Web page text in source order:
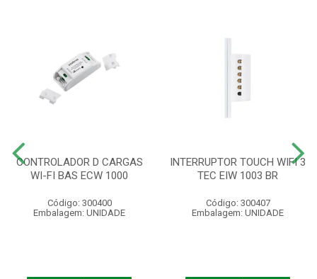
CONTROLADOR D CARGAS
WI-FI BAS ECW 1000
Código: 300400
Embalagem: UNIDADE
INTERRUPTOR TOUCH WIFI 3
TEC EIW 1003 BR
Código: 300407
Embalagem: UNIDADE